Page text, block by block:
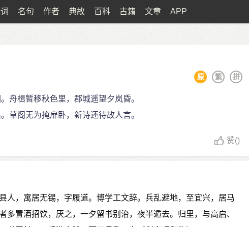
名句 作者 典故 百科 古籍 文章 APP
拼
繁
原
舟楫暂移秋色里，郡城遥望夕岚昏。
草阁无为掩扉卧，新诗还待故人言。
赞()
人，寓居无锡，字履道。博学工文辞。兵乱避地，至宜兴，居马
多置酒招饮，厌之，一夕留书别治，夜半遁去。归里，与高启、